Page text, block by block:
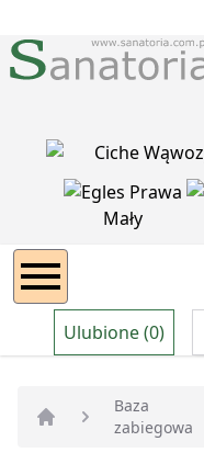
Ulubione (0)
Strona główna
Baza
zabiegowa